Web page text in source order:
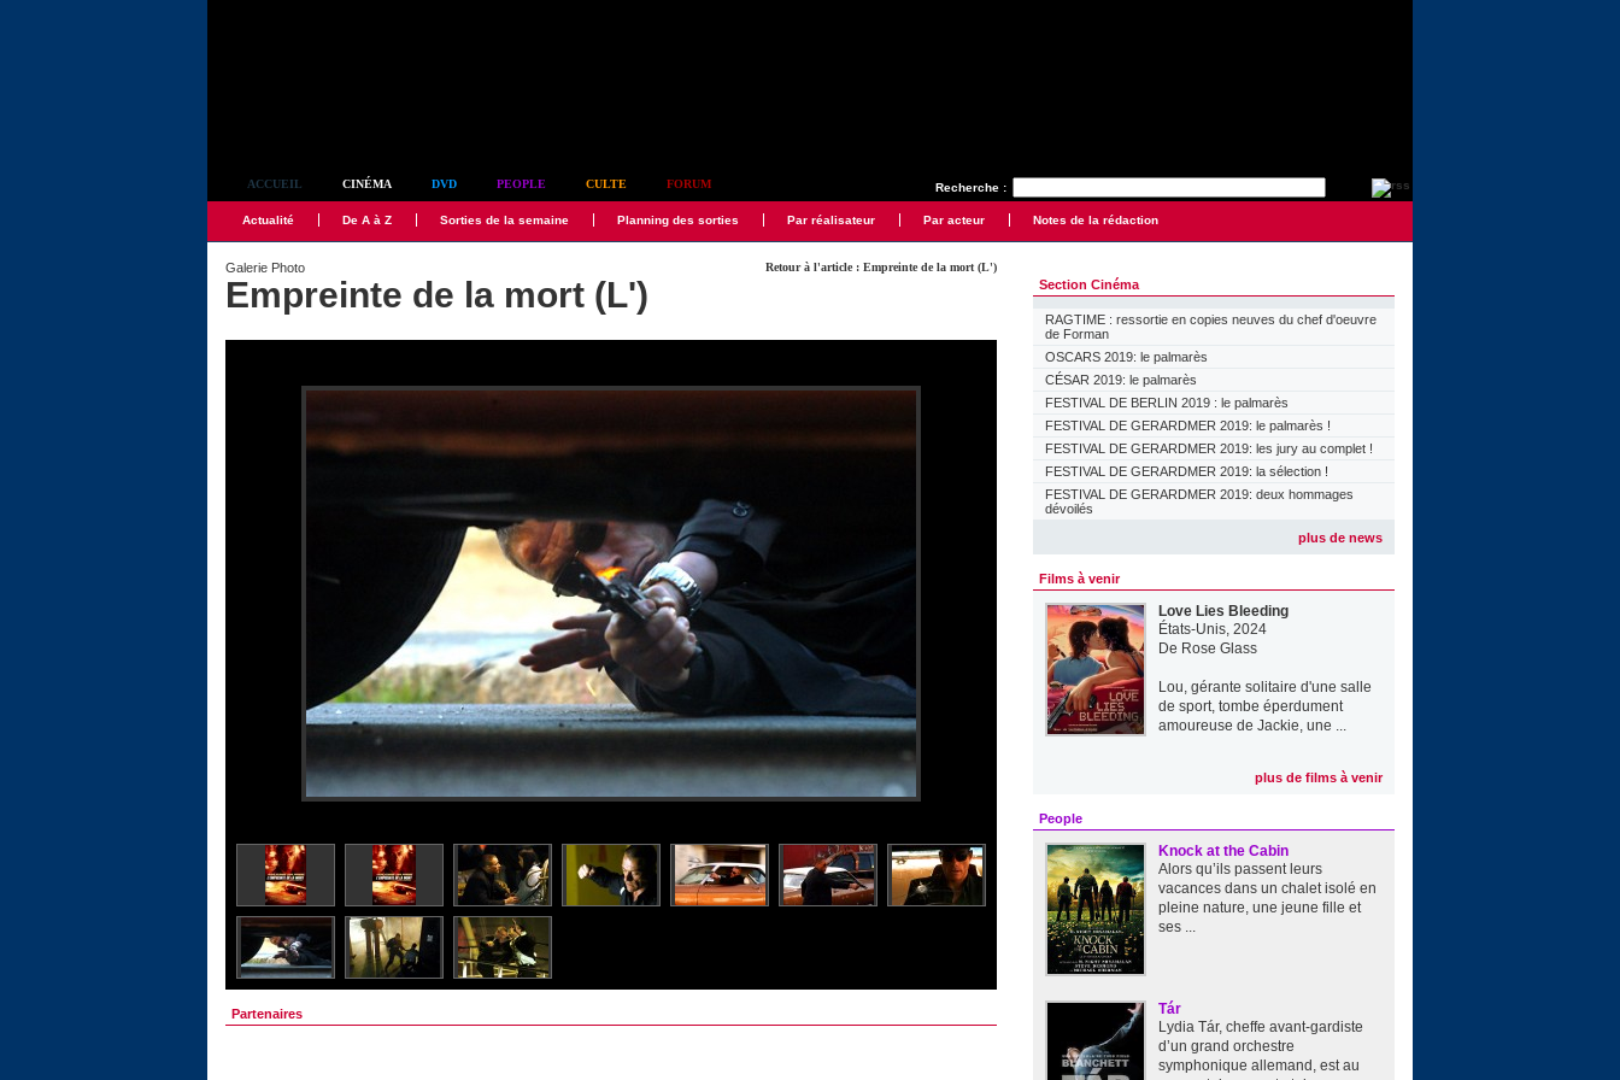
Recherche :
ACCUEIL CINÉMA DVD PEOPLE CULTE FORUM
Actualité De A à Z Sorties de la semaine Planning des sorties Par réalisateur Par acteur Notes de la rédaction
Retour à l'article : Empreinte de la mort (L')
Galerie Photo
Empreinte de la mort (L')
Partenaires
Section Cinéma
RAGTIME : ressortie en copies neuves du chef d'oeuvre
de Forman
OSCARS 2019: le palmarès
CÉSAR 2019: le palmarès
FESTIVAL DE BERLIN 2019 : le palmarès
FESTIVAL DE GERARDMER 2019: le palmarès !
FESTIVAL DE GERARDMER 2019: les jury au complet !
FESTIVAL DE GERARDMER 2019: la sélection !
FESTIVAL DE GERARDMER 2019: deux hommages
dévoilés
plus de news
Films à venir
Love Lies Bleeding
États-Unis, 2024
De Rose Glass
Lou, gérante solitaire d'une salle
de sport, tombe éperdument
amoureuse de Jackie, une ...
plus de films à venir
People
Knock at the Cabin
Alors qu’ils passent leurs
vacances dans un chalet isolé en
pleine nature, une jeune fille et
ses ...
Tár
Lydia Tár, cheffe avant-gardiste
d’un grand orchestre
symphonique allemand, est au